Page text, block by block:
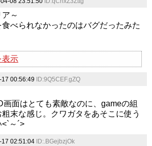
～
べられなかったのはバグだったみた
表示
17 00:56:49 ID:9Q5CEF.gZQ
面はとても素敵なのに、gameの組
末な感じ。クワガタをあそこに使う
～´>
17 02:51:04 ID:.BGejbzjOk